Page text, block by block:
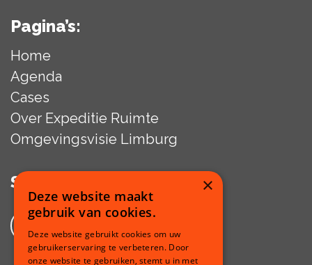
Pagina’s:
Home
Agenda
Cases
Over Expeditie Ruimte
Omgevingsvisie Limburg
Social media: ×
Deze website maakt
gebruik van cookies.
Deze website gebruikt cookies om uw
gebruikerservaring te verbeteren. Door
onze website te gebruiken, stemt u in met